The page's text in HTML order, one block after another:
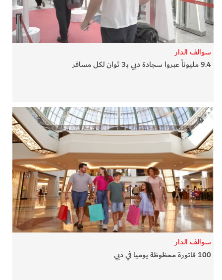
سوالف الدار
9.4 مليوناً عبروا سجادة دبي بـ3 ثوان لكل مسافر
سوالف الدار
100 فاتورة محظوظة يومياً في دبي